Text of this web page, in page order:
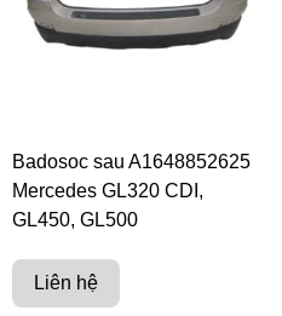
Badosoc sau A1648852625
Mercedes GL320 CDI,
GL450, GL500
Liên hệ